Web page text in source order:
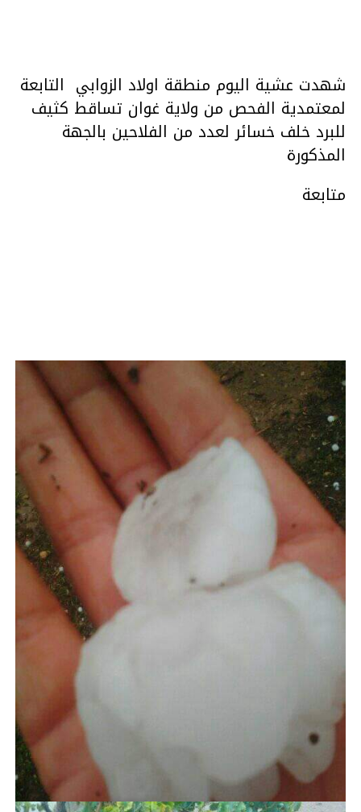
شهدت عشية اليوم منطقة اولاد الزوابي التابعة
لمعتمدية الفحص من ولاية غوان تساقط كثيف
للبرد خلف خسائر لعدد من الفلاحين بالجهة
المذكورة
متابعة